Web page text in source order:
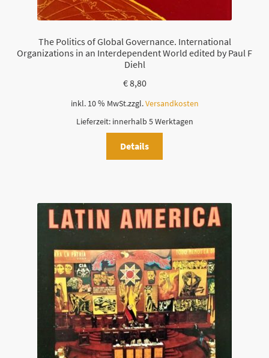
The Politics of Global Governance. International
Organizations in an Interdependent World edited by Paul F
Diehl
€8,80
inkl. 10 % MwSt.zzgl.Versandkosten
Lieferzeit: innerhalb 5 Werktagen
Details